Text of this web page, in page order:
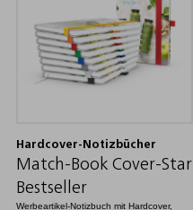
Hardcover-Notizbücher
Match-Book Cover-Star
Bestseller
Werbeartikel-Notizbuch mit Hardcover,